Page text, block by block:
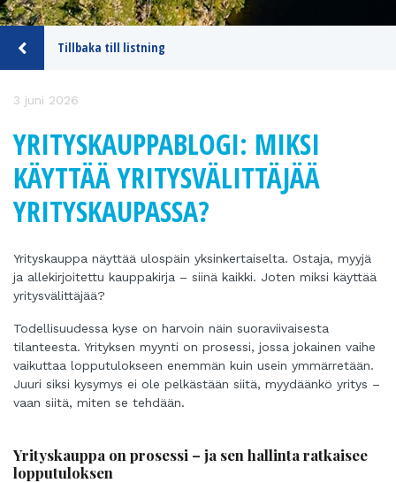
Tillbaka till listning
3 juni 2026
YRITYSKAUPPABLOGI: MIKSI
KÄYTTÄÄ YRITYSVÄLITTÄJÄÄ
YRITYSKAUPASSA?
Yrityskauppa näyttää ulospäin yksinkertaiselta. Ostaja, myyjä
ja allekirjoitettu kauppakirja – siinä kaikki. Joten miksi käyttää
yritysvälittäjää?
Todellisuudessa kyse on harvoin näin suoraviivaisesta
tilanteesta. Yrityksen myynti on prosessi, jossa jokainen vaihe
vaikuttaa lopputulokseen enemmän kuin usein ymmärretään.
Juuri siksi kysymys ei ole pelkästään siitä, myydäänkö yritys –
vaan siitä, miten se tehdään.
Yrityskauppa on prosessi – ja sen hallinta ratkaisee
lopputuloksen